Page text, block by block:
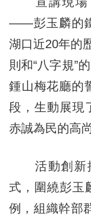
——彭玉麟的
湖口近20年的
則和“八字規”
鍾山梅花廳的
段，生動展現
赤誠為民的高
活動創新採
式，圍繞彭玉
例，組織幹部